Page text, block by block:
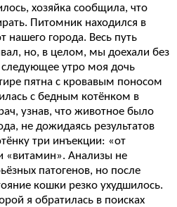
хозяйка сообщила, что
Питомник находился в
нашего города. Весь путь
но, в целом, мы доехали без
утро моя дочь
пятна с кровавым поносом
с бедным котёнком в
узнав, что животное было
не дожидаясь результатов
три инъекции: «от
«витамин». Анализы не
патогенов, но после
кошки резко ухудшилось.
я обратилась в поисках